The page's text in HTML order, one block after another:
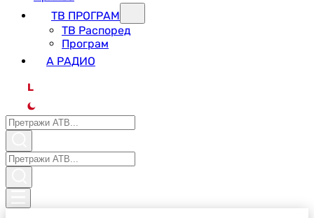
ТВ ПРОГРАМ
ТВ Распоред
Програм
А РАДИО
L